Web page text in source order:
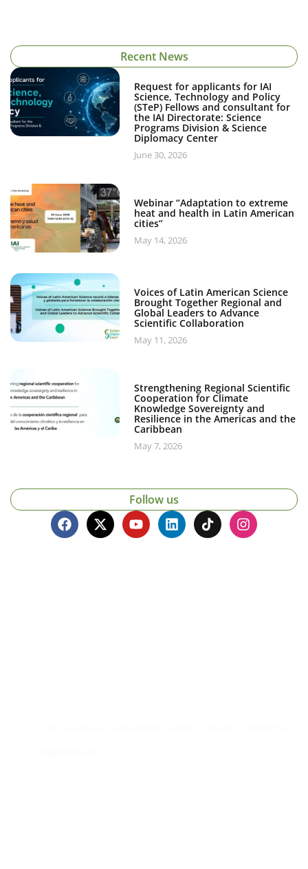
Recent News
Request for applicants for IAI
Science, Technology and Policy
(STeP) Fellows and consultant for
the IAI Directorate: Science
Programs Division & Science
Diplomacy Center
June 30, 2026
Webinar “Adaptation to extreme
heat and health in Latin American
cities”
May 14, 2026
Voices of Latin American Science
Brought Together Regional and
Global Leaders to Advance
Scientific Collaboration
May 11, 2026
Strengthening Regional Scientific
Cooperation for Climate
Knowledge Sovereignty and
Resilience in the Americas and the
Caribbean
May 7, 2026
Follow us